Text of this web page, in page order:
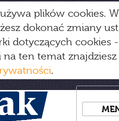
plików cookies.
dokonać zmiany
dotyczących cookies
ten temat
.